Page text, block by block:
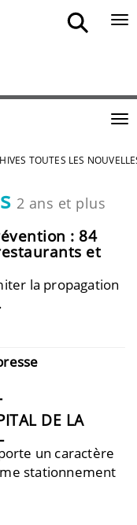
TOUTES LES
2 ans et plus
: 84
et
la propagation
DE LA
un caractère
stationnement